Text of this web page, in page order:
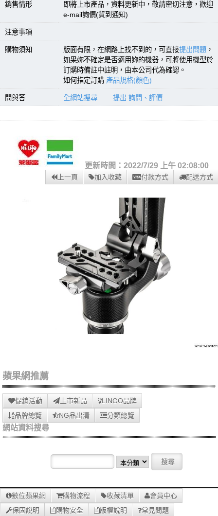
銷售情形
即將上市產品，資料更新中，敬請密切注意，歡迎
e-mail詢價(貨到通知)
注意事項
購物須知 版面有限，在網路上找不到的，可直接提出問題 ，
如果妳不確定是否適用妳的機器，可將使用機型於
訂購時備註中註明，由本公司代為確認。
如何指定訂購 產品規格(顏色)
問與答 全網站搜尋 提出 詢問、評價
更新時間：2022/7/29 上午 02:08:00
上一頁 加入收藏 付款方式 配送方式
蘋果網推薦
促銷活動 上市新品
LINGO品牌
品牌總覽
NG品出清 分類總覽
網站資料搜尋
數位蘋果網 購物流程 收藏清單
會員中心
保固說明
購物安全 版權說明 常見問題